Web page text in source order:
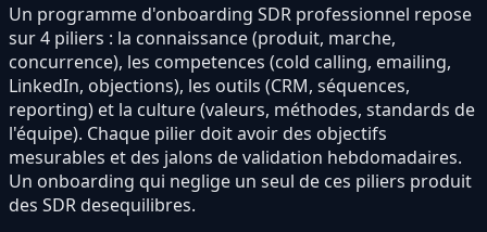
Un programme d'onboarding SDR professionnel repose
sur 4 piliers : la connaissance (produit, marche,
concurrence), les competences (cold calling, emailing,
LinkedIn, objections), les outils (CRM, séquences,
reporting) et la culture (valeurs, méthodes, standards de
l'équipe). Chaque pilier doit avoir des objectifs
mesurables et des jalons de validation hebdomadaires.
Un onboarding qui neglige un seul de ces piliers produit
des SDR desequilibres.